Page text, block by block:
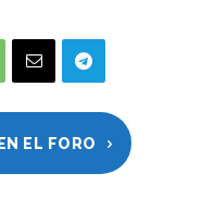
EL FORO